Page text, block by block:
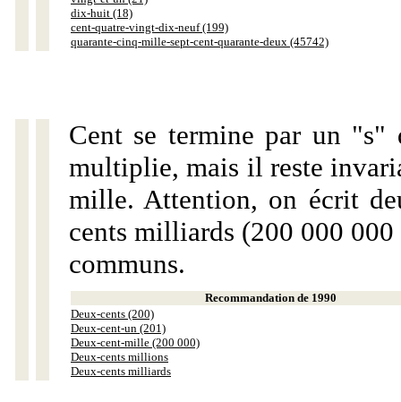
dix-huit (18)
cent-quatre-vingt-dix-neuf (199)
quarante-cinq-mille-sept-cent-quarante-deux (45742)
Cent se termine par un "s"
multiplie, mais il reste
mille. Attention, on écrit
cents milliards (200 000
communs.
Recommandation de 1990
Deux-cents (200)
Deux-cent-un (201)
Deux-cent-mille (200 000)
Deux-cents millions
Deux-cents milliards